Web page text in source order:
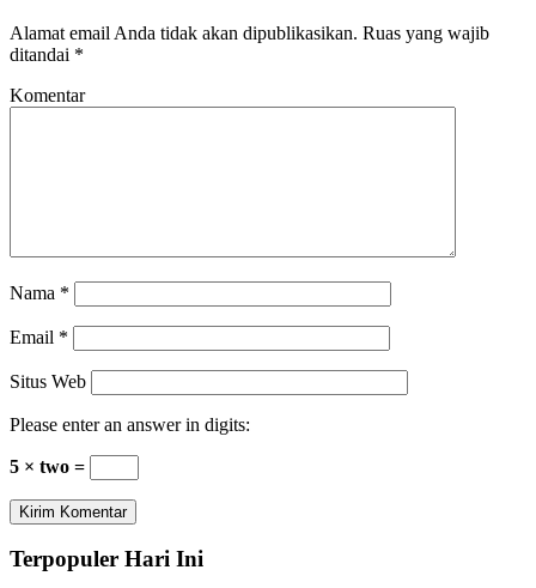
Alamat email Anda tidak akan dipublikasikan. Ruas yang wajib
ditandai *
Komentar
Nama *
Email *
Situs Web
Please enter an answer in digits:
5 × two =
Terpopuler Hari Ini